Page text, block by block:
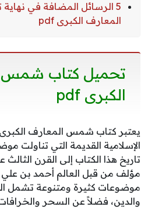
5 الرسائل المضافة في
المعارف الكبرى pdf
تحميل كتاب شمس
الكبرى pdf
يعتبر كتاب شمس المعارف
الإسلامية القديمة التي تناولت
تاريخ هذا الكتاب إلى القرن
مؤلف من قبل العالم أحمد بن علي
موضوعات كثيرة ومتنوعة تشمل
والدين، فضلاً عن السحر